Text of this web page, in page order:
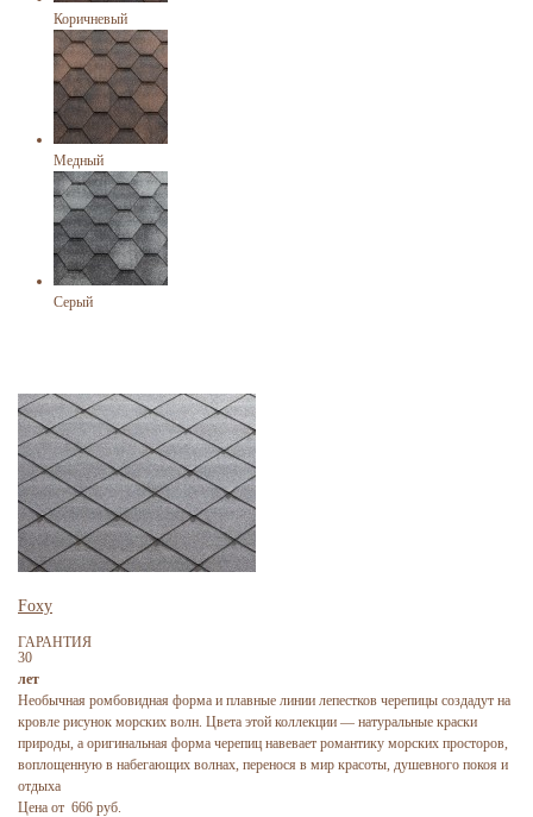
Коричневый
Медный
Серый
Foxy
ГАРАНТИЯ
30
лет
Необычная ромбовидная форма и плавные линии лепестков черепицы создадут на
кровле рисунок морских волн. Цвета этой коллекции — натуральные краски
природы, а оригинальная форма черепиц навевает романтику морских просторов,
воплощенную в набегающих волнах, перенося в мир красоты, душевного покоя и
отдыха
Цена от 666 руб.